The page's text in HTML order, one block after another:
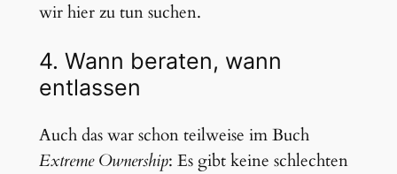
wir hier zu tun suchen.
4. Wann beraten, wann
entlassen
Auch das war schon teilweise im Buch
Extreme Ownership: Es gibt keine schlechten